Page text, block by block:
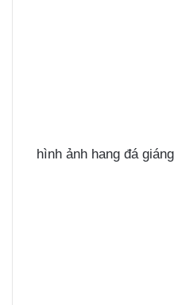
hình ảnh hang đá